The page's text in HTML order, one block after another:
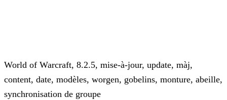
World of Warcraft, 8.2.5, mise-à-jour, update, màj,
content, date, modèles, worgen, gobelins, monture, abeille,
synchronisation de groupe